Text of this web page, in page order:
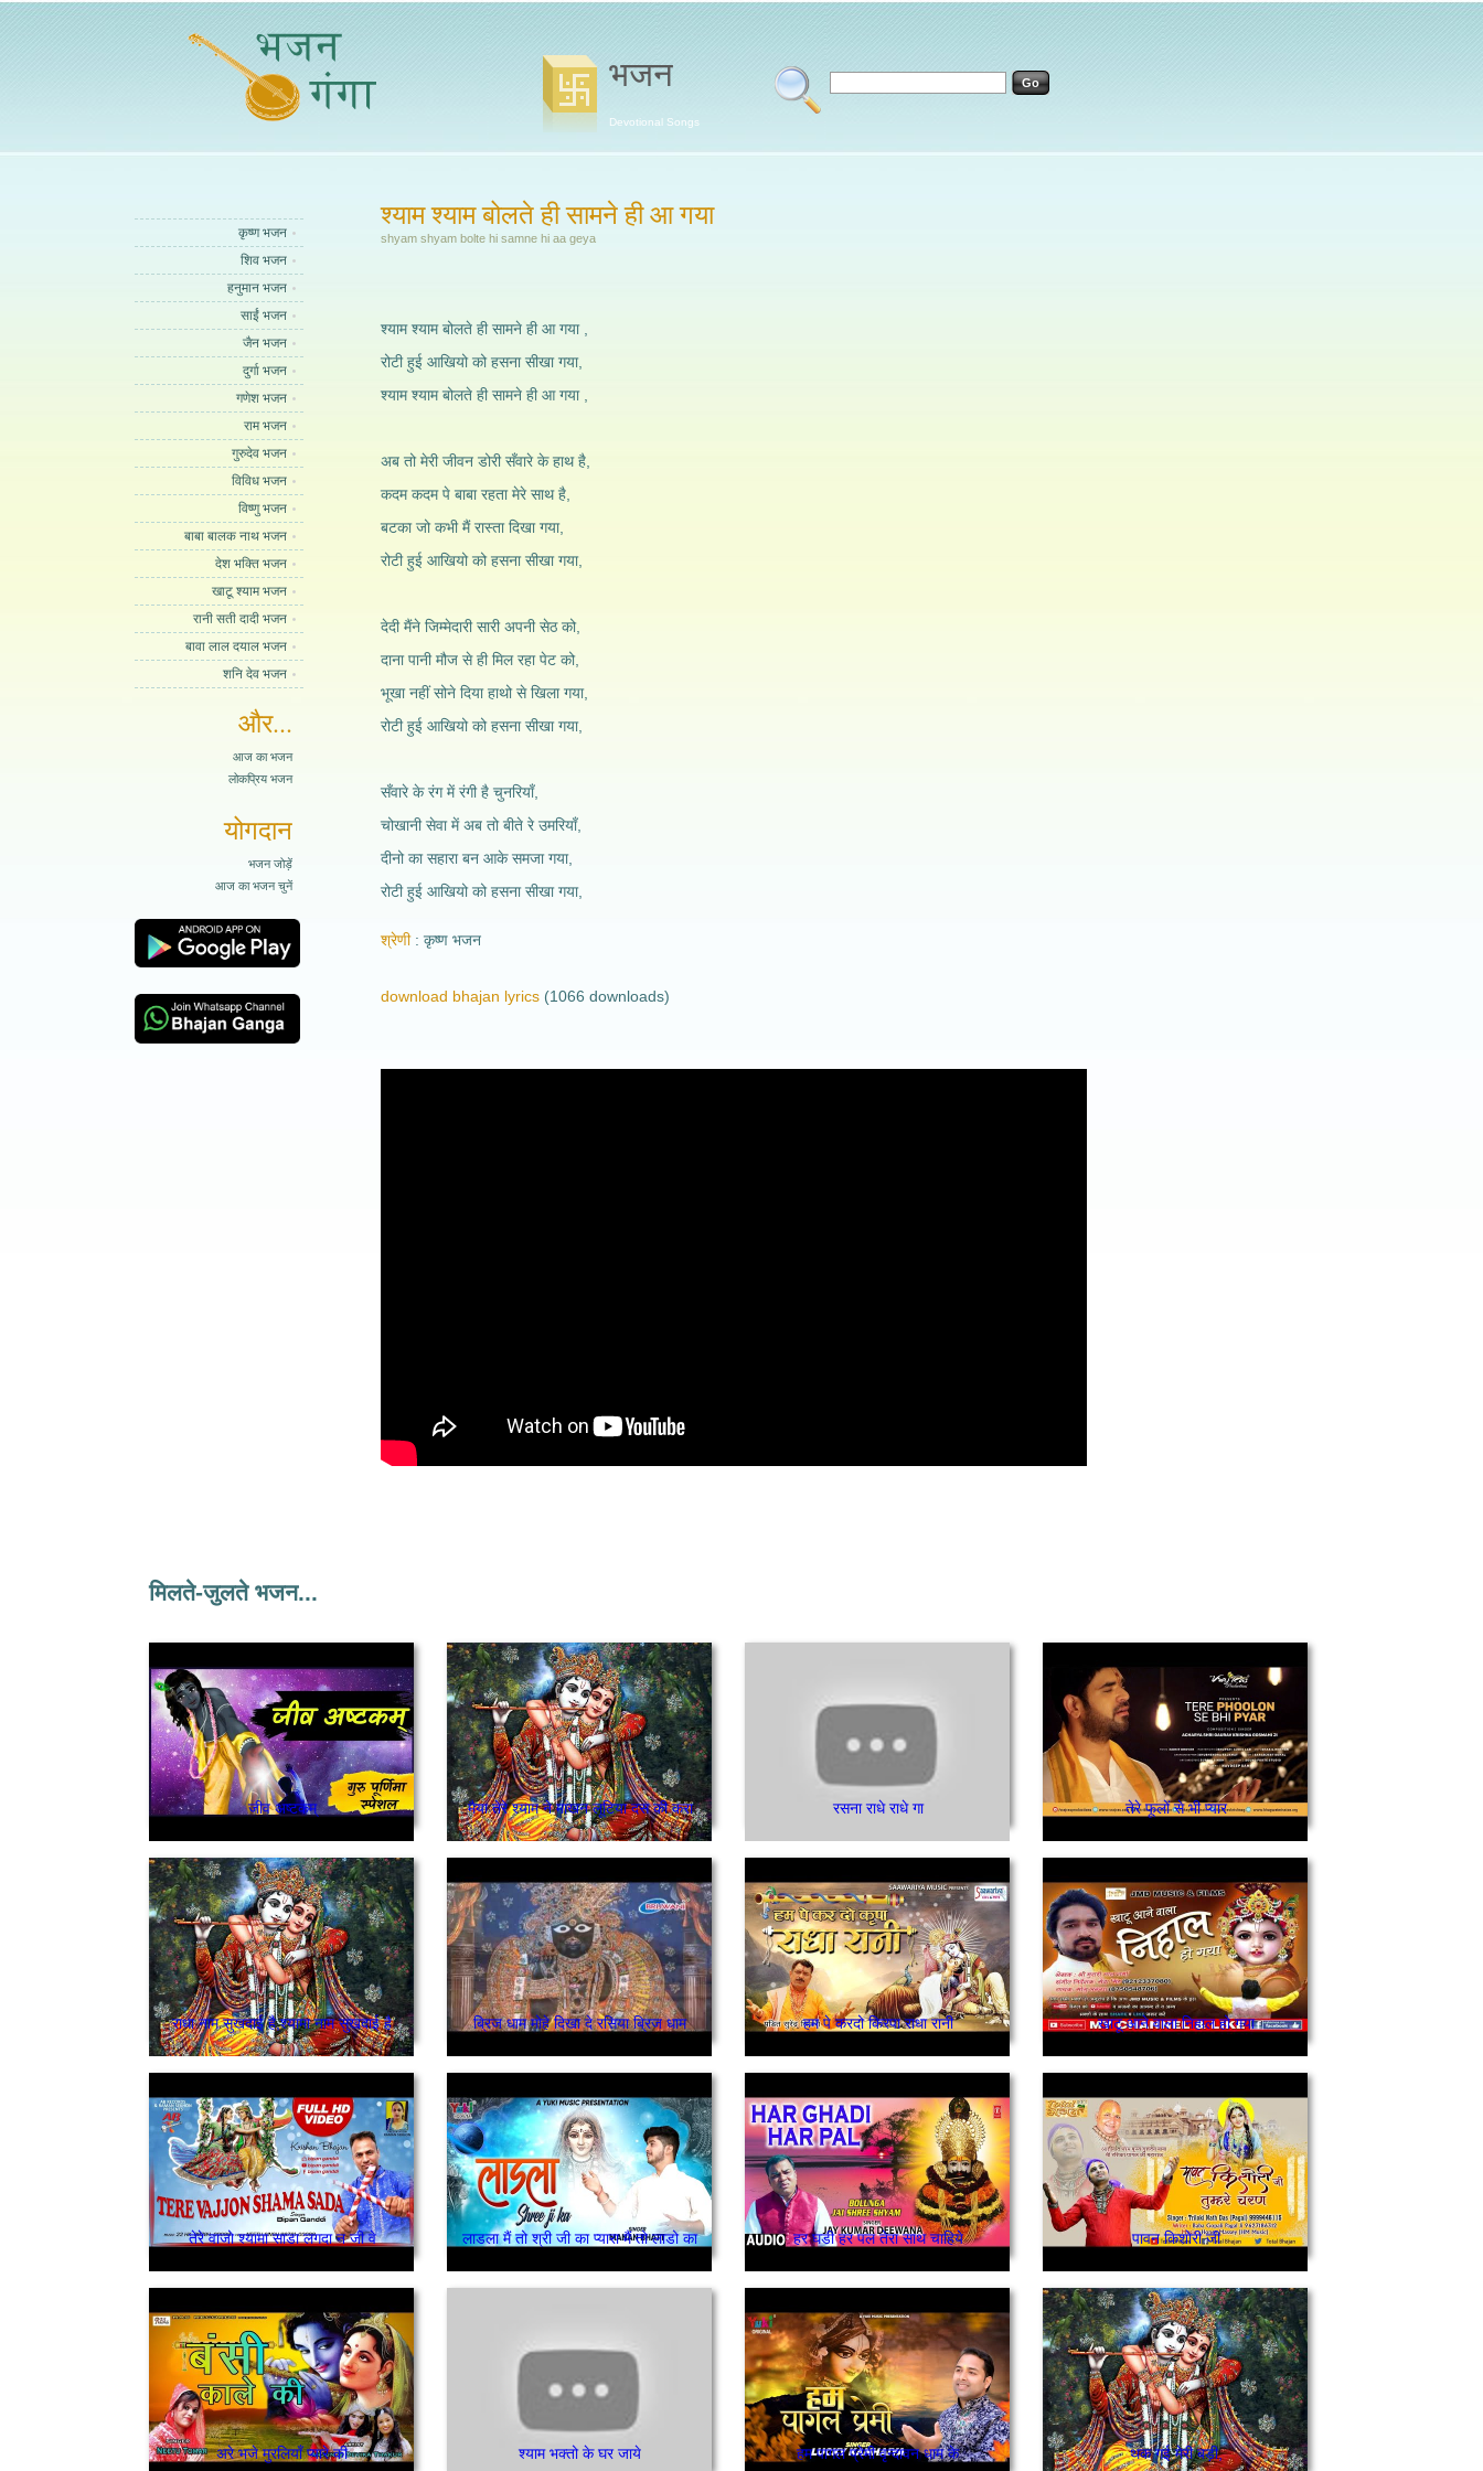
भजन
Devotional Songs
कृष्ण भजन
शिव भजन
हनुमान भजन
साईं भजन
जैन भजन
दुर्गा भजन
गणेश भजन
राम भजन
गुरुदेव भजन
विविध भजन
विष्णु भजन
बाबा बालक नाथ भजन
देश भक्ति भजन
खाटू श्याम भजन
रानी सती दादी भजन
बावा लाल दयाल भजन
शनि देव भजन
और...
आज का भजन
लोकप्रिय भजन
योगदान
भजन जोड़ें
आज का भजन चुनें
श्याम श्याम बोलते ही सामने ही आ गया
shyam shyam bolte hi samne hi aa geya
श्याम श्याम बोलते ही सामने ही आ गया ,
रोटी हुई आखियो को हसना सीखा गया,
श्याम श्याम बोलते ही सामने ही आ गया ,
अब तो मेरी जीवन डोरी सँवारे के हाथ है,
कदम कदम पे बाबा रहता मेरे साथ है,
बटका जो कभी मैं रास्ता दिखा गया,
रोटी हुई आखियो को हसना सीखा गया,
देदी मैंने जिम्मेदारी सारी अपनी सेठ को,
दाना पानी मौज से ही मिल रहा पेट को,
भूखा नहीं सोने दिया हाथो से खिला गया,
रोटी हुई आखियो को हसना सीखा गया,
सँवारे के रंग में रंगी है चुनरियाँ,
चोखानी सेवा में अब तो बीते रे उमरियाँ,
दीनो का सहारा बन आके समजा गया,
रोटी हुई आखियो को हसना सीखा गया,
श्रेणी कृष्ण भजन
download bhajan lyrics (1066 downloads)
मिलते-जुलते भजन...
जीव अष्टकम् मैया तेरे श्याम ने माखन लूटिया दस की करा रसना राधे राधे गा तेरे फूलों से भी प्यार
राधा नाम सुखदाई है,श्यामा नाम सुखदाई है ब्रिज धाम मोहे दिखा दे रसिया ब्रिज धाम हम पे करदो किरपा राधा रानी खाटू आने वाला निहाल हो गया
तेरे वाजो श्यामा साडा लगदा न जी वे लाडला मैं तो श्री जी का प्यारा मैं तो लाडो का हर घडी हर पल तेरा साथ चाहिये पावन किशोरी जी
अरे भजे मुरलियाँ प्यारे की श्याम भक्तो के घर जाये हम पागल प्रेमी वृन्दावन धाम के थक गई मेरी बड़ी,